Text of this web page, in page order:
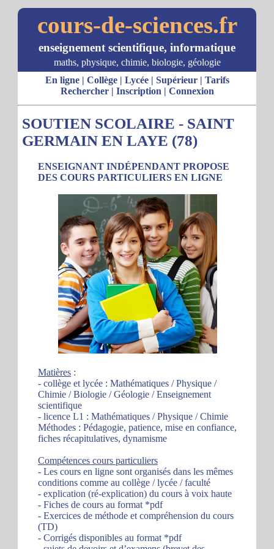
cours-de-sciences.fr
enseignement scientifique, informatique
maths, physique, chimie, biologie, géologie
En ligne| Collège| Lycée| Supérieur| Tarifs
Rechercher| Inscription | Connexion
SOUTIEN SCOLAIRE - SAINT
GERMAIN EN LAYE (78)
ENSEIGNANT INDÉPENDANT PROPOSE
DES COURS PARTICULIERS EN LIGNE
Matières :
- collège et lycée : Mathématiques / Physique /
Chimie / Biologie / Géologie / Enseignement
scientifique
- licence L1 : Mathématiques / Physique / Chimie
Méthodes : Pédagogie, patience, mise en confiance,
fiches récapitulatives, dynamisme
Compétences cours particuliers
- Les cours en ligne sont organisés dans les mêmes
conditions comme au collège / lycée / faculté
- explication (ré-explication) du cours à voix haute
- Fiches de cours au format *pdf
- Exercices de méthode et compréhension du cours
(TD)
- Corrigés disponibles au format *pdf